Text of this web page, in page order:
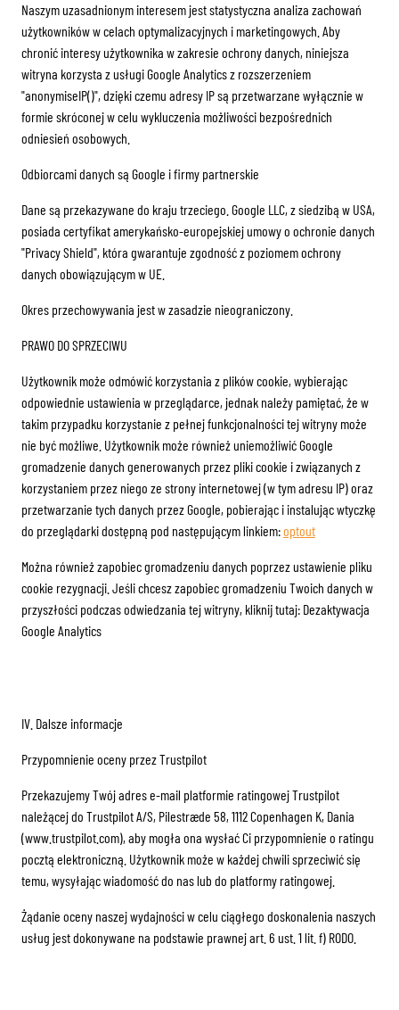
Naszym uzasadnionym interesem jest statystyczna analiza zachowań
użytkowników w celach optymalizacyjnych i marketingowych. Aby
chronić interesy użytkownika w zakresie ochrony danych, niniejsza
witryna korzysta z usługi Google Analytics z rozszerzeniem
"anonymiseIP()", dzięki czemu adresy IP są przetwarzane wyłącznie w
formie skróconej w celu wykluczenia możliwości bezpośrednich
odniesień osobowych.
Odbiorcami danych są Google i firmy partnerskie
Dane są przekazywane do kraju trzeciego. Google LLC, z siedzibą w USA,
posiada certyfikat amerykańsko-europejskiej umowy o ochronie danych
"Privacy Shield", która gwarantuje zgodność z poziomem ochrony
danych obowiązującym w UE.
Okres przechowywania jest w zasadzie nieograniczony.
PRAWO DO SPRZECIWU
Użytkownik może odmówić korzystania z plików cookie, wybierając
odpowiednie ustawienia w przeglądarce, jednak należy pamiętać, że w
takim przypadku korzystanie z pełnej funkcjonalności tej witryny może
nie być możliwe. Użytkownik może również uniemożliwić Google
gromadzenie danych generowanych przez pliki cookie i związanych z
korzystaniem przez niego ze strony internetowej (w tym adresu IP) oraz
przetwarzanie tych danych przez Google, pobierając i instalując wtyczkę
do przeglądarki dostępną pod następującym linkiem:optout
Można również zapobiec gromadzeniu danych poprzez ustawienie pliku
cookie rezygnacji. Jeśli chcesz zapobiec gromadzeniu Twoich danych w
przyszłości podczas odwiedzania tej witryny, kliknij tutaj: Dezaktywacja
Google Analytics
IV. Dalsze informacje
Przypomnienie oceny przez Trustpilot
Przekazujemy Twój adres e-mail platformie ratingowej Trustpilot
należącej do Trustpilot A/S, Pilestræde 58, 1112 Copenhagen K, Dania
(www.trustpilot.com), aby mogła ona wysłać Ci przypomnienie o ratingu
pocztą elektroniczną. Użytkownik może w każdej chwili sprzeciwić się
temu, wysyłając wiadomość do nas lub do platformy ratingowej.
Żądanie oceny naszej wydajności w celu ciągłego doskonalenia naszych
usług jest dokonywane na podstawie prawnej art. 6 ust. 1 lit. f) RODO.